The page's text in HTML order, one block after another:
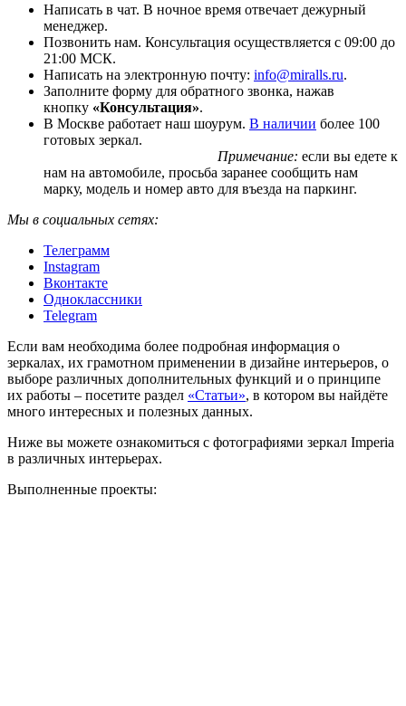
Написать в чат. В ночное время отвечает дежурный
менеджер.
Позвонить нам. Консультация осуществляется с 09:00 до
21:00 МСК.
Написать на электронную почту: info@miralls.ru.
Заполните форму для обратного звонка, нажав
кнопку «Консультация».
В Москве работает наш шоурум. В наличии более 100
готовых зеркал.
Примечание: если вы едете к
нам на автомобиле, просьба заранее сообщить нам
марку, модель и номер авто для въезда на паркинг.
Мы в социальных сетях:
Телеграмм
Instagram
Вконтакте
Одноклассники
Telegram
Если вам необходима более подробная информация о
зеркалах, их грамотном применении в дизайне интерьеров, о
выборе различных дополнительных функций и о принципе
их работы – посетите раздел «Статьи», в котором вы найдёте
много интересных и полезных данных.
Ниже вы можете ознакомиться с фотографиями зеркал Imperia
в различных интерьерах.
Выполненные проекты: